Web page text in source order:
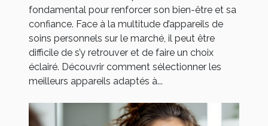
fondamental pour renforcer son bien-être et sa
confiance. Face à la multitude d’appareils de
soins personnels sur le marché, il peut être
difficile de s’y retrouver et de faire un choix
éclairé. Découvrir comment sélectionner les
meilleurs appareils adaptés à...